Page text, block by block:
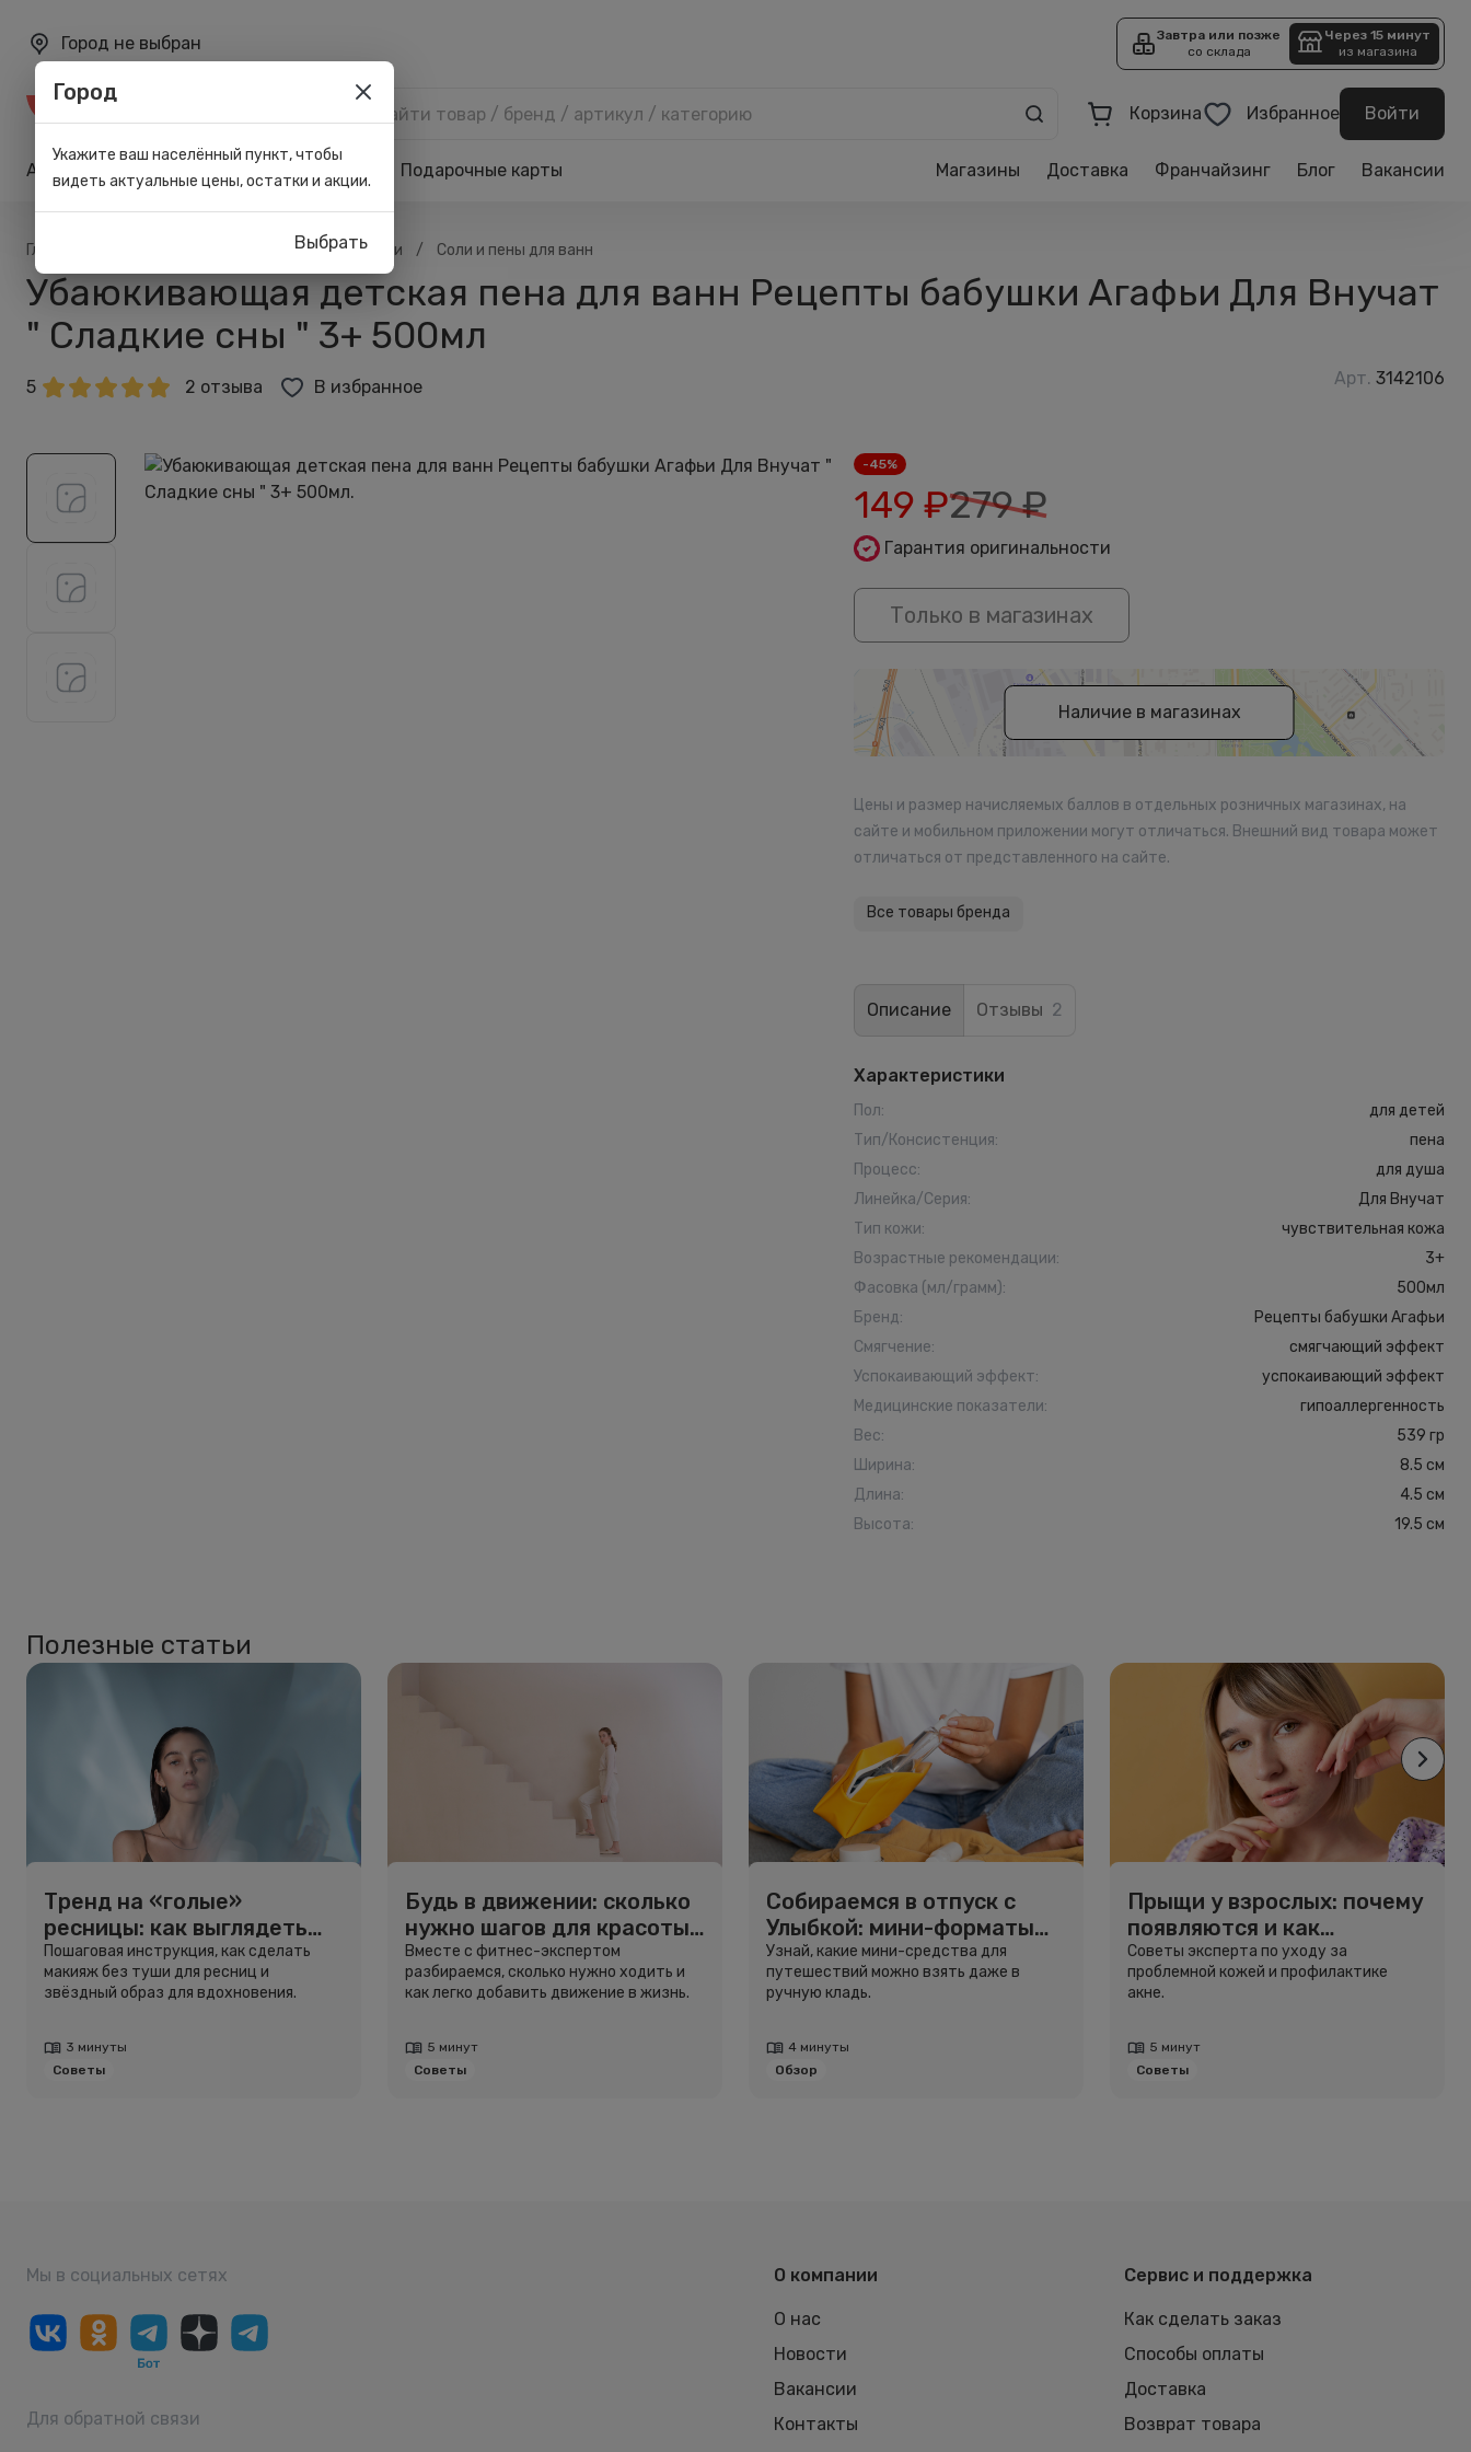
Город не выбран
Завтра или позже
со склада
Через 15 минут
из магазина
Корзина Избранное Войти
Акции Карта лояльности Подарочные карты Магазины Доставка Франчайзинг Блог Вакансии
Главная Для душа и бани / Соли и пены для ванн
Убаюкивающая детская пена для ванн Рецепты бабушки Агафьи Для Внучат
" Сладкие сны " 3+ 500мл
5 2 отзыва В избранное Арт. 3142106
-45%
149 ₽279₽
Гарантия оригинальности
Только в магазинах
Наличие в магазинах
Цены и размер начисляемых баллов в отдельных розничных магазинах, на
сайте и мобильном приложении могут отличаться. Внешний вид товара может
отличаться от представленного на сайте.
Все товары бренда
Описание Отзывы 2
Характеристики
Пол:
для детей
Тип/Консистенция:
пена
Процесс:
для душа
Линейка/Серия:
Для Внучат
Тип кожи:
чувствительная кожа
Возрастные рекомендации:
3+
Фасовка (мл/грамм):
500мл
Бренд:
Рецепты бабушки Агафьи
Смягчение:
смягчающий эффект
Успокаивающий эффект:
успокаивающий эффект
Медицинские показатели:
гипоаллергенность
Вес:
539 гр
Ширина:
8.5 см
Длина:
4.5 см
Высота: 19.5 см
Полезные статьи
Тренд на «голые»
ресницы: как выглядеть
свежо, не используя тушь
Пошаговая инструкция, как сделать
макияж без туши для ресниц и
звёздный образ для вдохновения.
3 минуты
Советы
Будь в движении: сколько
нужно шагов для красоты
и здоровья
Вместе с фитнес-экспертом
разбираемся, сколько нужно ходить и
как легко добавить движение в жизнь.
5 минут
Советы
Собираемся в отпуск с
Улыбкой: мини-форматы
для путешествий
Узнай, какие мини-средства для
путешествий можно взять даже в
ручную кладь.
4 минуты
Обзор
Прыщи у взрослых: почему
появляются и как
избавиться
Советы эксперта по уходу за
проблемной кожей и профилактике
акне.
5 минут
Советы
Мы в социальных сетях
Для обратной связи
О компании
О нас
Новости
Вакансии
Контакты
Сервис и поддержка
Как сделать заказ
Способы оплаты
Доставка
Возврат товара
Город
Укажите ваш населённый пункт, чтобы
видеть актуальные цены, остатки и акции.
Выбрать